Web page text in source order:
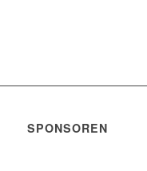
SPONSOREN